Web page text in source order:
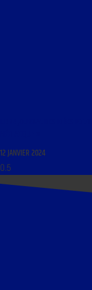
12 JANVIER 2024